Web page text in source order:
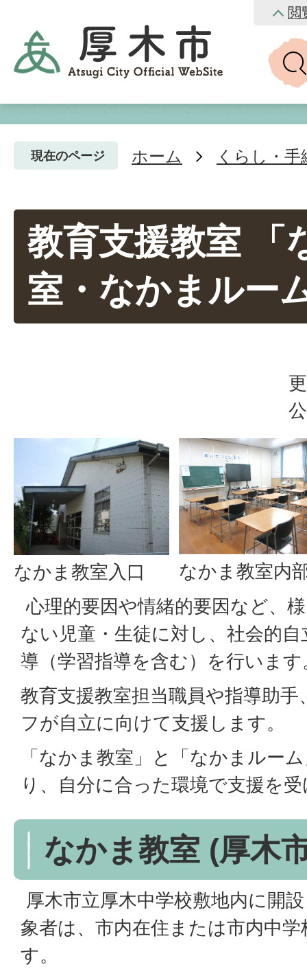
閲
現在のページ ホーム くらし・手
教育支援教室 「
室・なかまルー
なかま教室入口
なかま教室内
心理的要因や情緒的要因など、
ない児童・生徒に対し、社会的
導（学習指導を含む）を行います
教育支援教室担当職員や指導助
フが自立に向けて支援します。
「なかま教室」と「なかまルー
り、自分に合った環境で支援を
なかま教室 (厚木
厚木市立厚木中学校敷地内に開
象者は、市内在住または市内中
す。